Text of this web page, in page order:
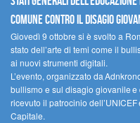
comune contro il disagio
Giovedì 9 ottobre si è svolto a
stato dell’arte di temi come il
ai nuovi strumenti digitali.
L’evento, organizzato da
bullismo e sul disagio giovanile e
ricevuto il patrocinio
Capitale.